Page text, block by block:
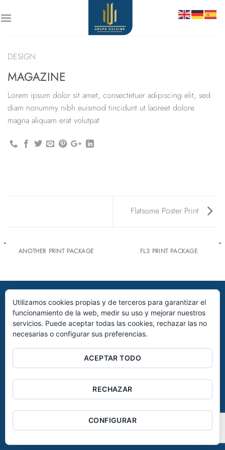
to
DESIGN
MAGAZINE
Lorem ipsum dolor sit amet, consectetuer adipiscing elit, sed
diam nonummy nibh euismod tincidunt ut laoreet dolore
magna aliquam erat volutpat
Flatsome Poster Print
ANOTHER PRINT PACKAGE FL3 PRINT PACKAGE
©2026 – INVERSIONES SALAZAR S.A , todos los derechos
reservados.
Utilizamos cookies propias y de terceros para garantizar el
funcionamiento de la web, medir su uso y mejorar nuestros
servicios. Puede aceptar todas las cookies, rechazar las no
necesarias o configurar sus preferencias.
ACEPTAR TODO
RECHAZAR
CONFIGURAR